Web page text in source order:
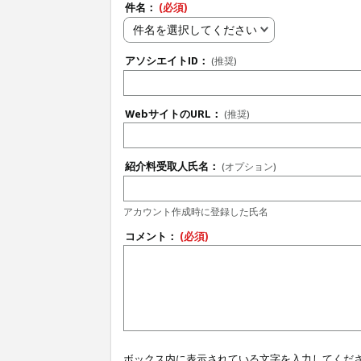
件名： (必須)
件名を選択してください
アソシエイトID： (推奨)
WebサイトのURL： (推奨)
紹介料受取人氏名： (オプション)
アカウント作成時に登録した氏名
コメント： (必須)